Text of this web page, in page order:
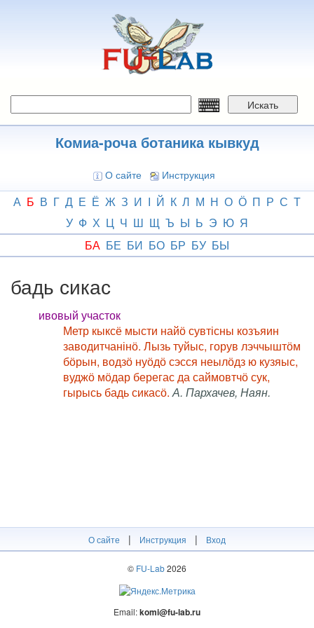
Искать
Комиа-роча ботаника кывкуд
О сайте Инструкция
А Б В Г Д Е Ё Ж З И І Й К Л М Н О Ӧ П Р С Т
У Ф Х Ц Ч Ш Щ Ъ Ы Ь Э Ю Я
БА БЕ БИ БО БР БУ БЫ
бадь сикас
ивовый участок
Метр кыксё мысти найӧ сувтісны козъяин
заводитчанінӧ. Лызь туйыс, горув лэччыштӧм
бӧрын, водзӧ нуӧдӧ сэсся неылӧдз ю кузяыс,
вуджӧ мӧдар берегас да саймовтчӧ сук,
гырысь бадь сикасӧ.А. Пархачев, Наян.
О сайте | Инструкция | Вход
© FU-Lab2026
Email:komi@fu-lab.ru